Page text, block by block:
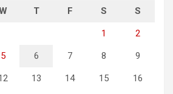
T F S S
1 2
5 6 7 8 9
13 14 15 16